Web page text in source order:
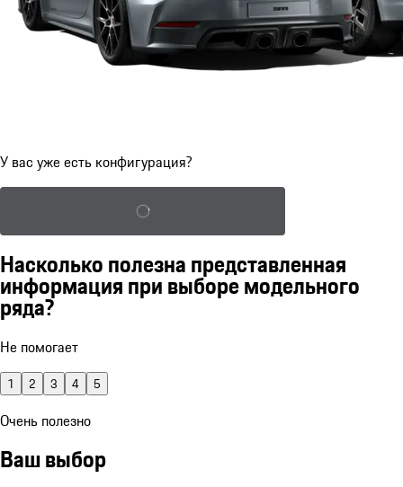
У вас уже есть конфигурация?
Загрузка сохраненной конфигурации
Насколько полезна представленная
информация при выборе модельного
ряда?
Не помогает
1 2 3 4 5
Очень полезно
Ваш выбор